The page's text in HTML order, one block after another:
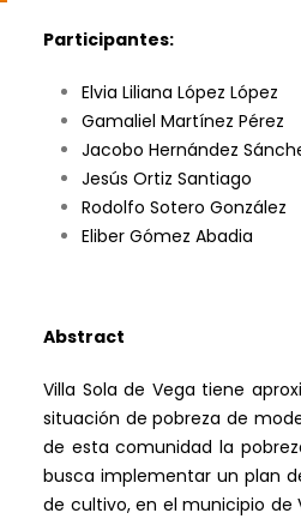
Participantes:
Elvia Liliana López López
Gamaliel Martínez Pérez
Jacobo Hernández
Jesús Ortiz Santiago
Rodolfo Sotero González
Eliber Gómez Abadia
Abstract
Villa Sola de Vega tiene
situación de pobreza de
de esta comunidad la
busca implementar un plan
de cultivo, en el municipio de